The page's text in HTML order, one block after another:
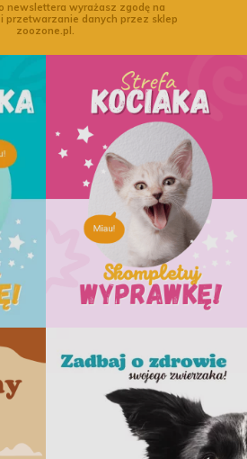
newslettera wyrażasz zgodę na
przetwarzanie danych przez sklep
zoozone.pl.